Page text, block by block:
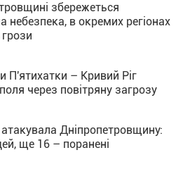
збережеться
в окремих регіонах
П'ятихатки – Кривий Ріг
через повітряну загрозу
Дніпропетровщину:
ще 16 – поранені